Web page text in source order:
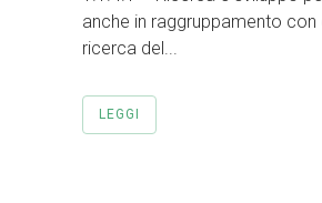
anche in raggruppamento con
ricerca del...
LEGGI